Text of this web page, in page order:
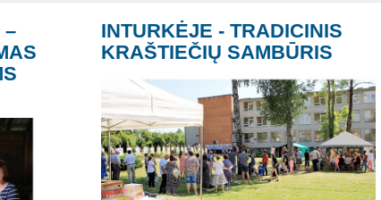
–
INTURKĖJE - TRADICINIS
KRAŠTIEČIŲ SAMBŪRIS